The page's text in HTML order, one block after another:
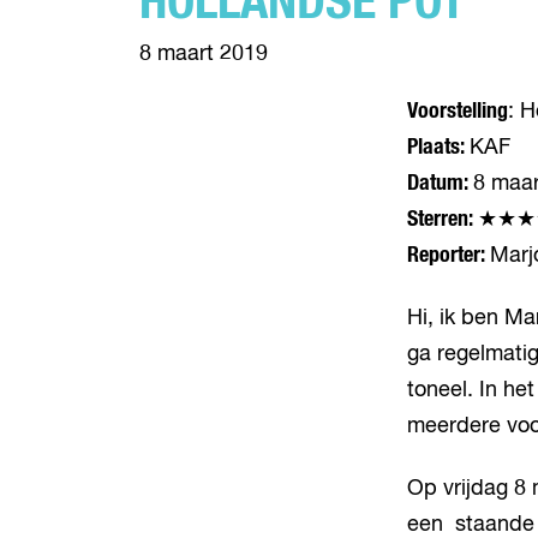
8 maart 2019
Voorstelling:
Plaats: KAF
Datum: 8
Sterren:
Reporter:
Hi, ik ben
ga
toneel. In
meerdere
Op vrijdag 8
een staande